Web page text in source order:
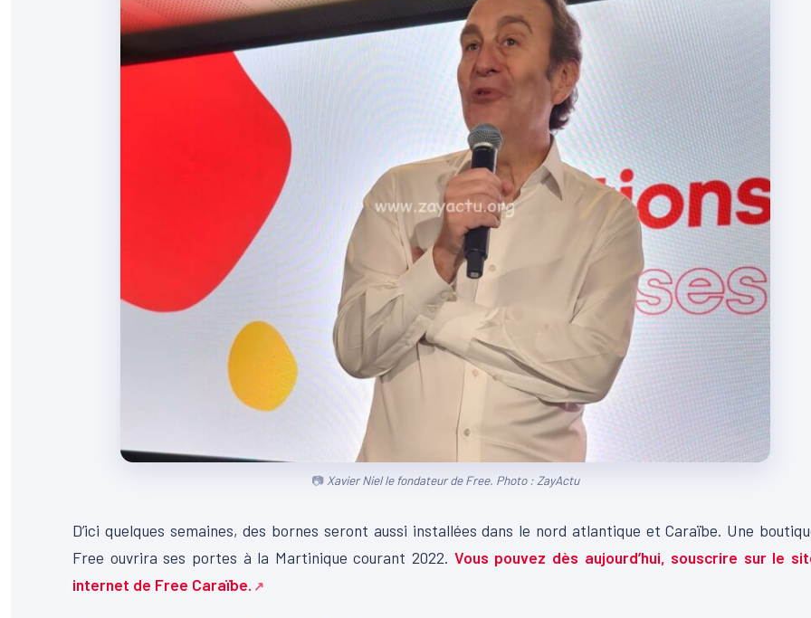
Xavier Niel le fondateur de Free. Photo : ZayActu
D’ici quelques semaines, des bornes seront aussi installées dans le nord atlantique et Caraïbe. Une
Free ouvrira ses portes à la Martinique courant 2022. Vous pouvez dès aujourd’hui, souscrire sur le
internet de Free Caraïbe.